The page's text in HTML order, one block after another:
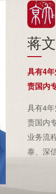
蒋
具有4
责国内
具有4
责国内
业务流
泰、深